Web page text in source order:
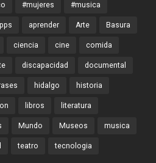
#mujeres #musica
aprender Arte Basura
ciencia cine comida
discapacidad documental
hidalgo historia
libros literatura
Mundo Museos musica
teatro tecnologia